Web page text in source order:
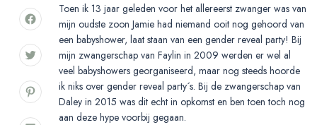
Toen ik 13 jaar geleden voor het allereerst zwanger was van
mijn oudste zoon Jamie had niemand ooit nog gehoord van
een babyshower, laat staan van een gender reveal party! Bij
mijn zwangerschap van Faylin in 2009 werden er wel al
veel babyshowers georganiseerd, maar nog steeds hoorde
ik niks over gender reveal party´s. Bij de zwangerschap van
Daley in 2015 was dit echt in opkomst en ben toen toch nog
aan deze hype voorbij gegaan.